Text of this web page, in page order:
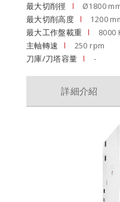
最大切削徑
Ø1800
最大切削高度
1200
最大工作盤載重
8000
主軸轉速
250 rpm
刀庫/刀塔容量
-
詳細介紹